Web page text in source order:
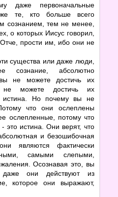
даже первоначальные
те, кто больше всего
сознанием, тем не менее,
о которых Иисус говорил,
прости им, ибо они не
существа или даже люди,
сознание, абсолютно
не можете достичь их
можете достичь их
истина. Но почему вы не
что они ослеплены
ослепленные, потому что
это истина. Они верят, что
и безошибочная
являются фактически
самыми слепыми,
Осознавая это, вы
они действуют из
которое они выражают,